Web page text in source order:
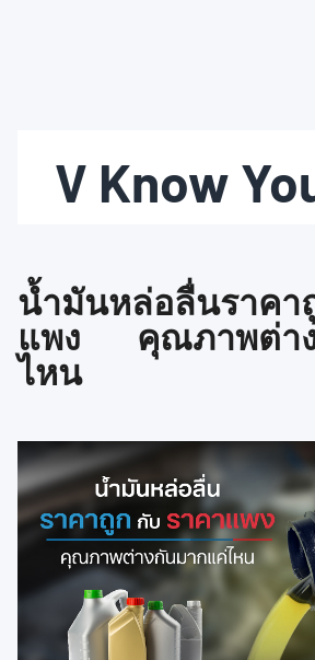
V Know
น้ำมันหล่อลื่นราคา
แพง คุณภาพต่าง
ไหน